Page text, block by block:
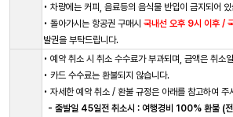
• 차량에는 커피, 음료등의 음식물 반입이 금지되어
• 돌아가시는 항공권 구매시 국내선 오후 9시 이후 /
발권을 부탁드립니다.
• 예약 취소 시 취소 수수료가 부과되며, 금액은 취소
• 카드 수수료는 환불되지 않습니다.
• 자세한 예약 취소 / 환불 규정은 아래를 참고하여 주
- 출발일 45일전 취소시 : 여행경비 100% 환불 (